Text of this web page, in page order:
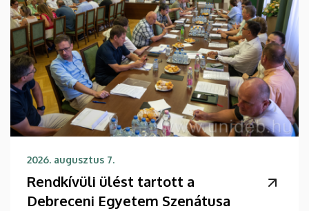
2026. augusztus 7.
Rendkívüli ülést tartott a
Debreceni Egyetem Szenátusa